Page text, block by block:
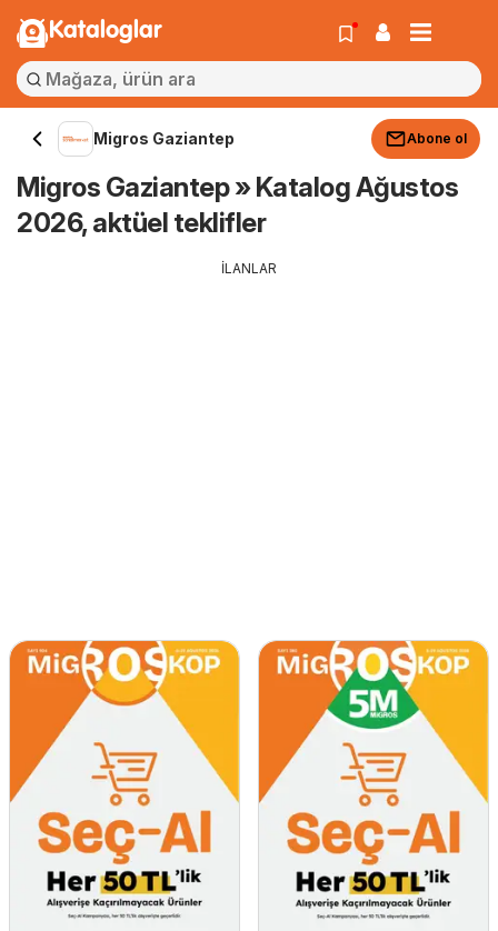
Kataloglar
Migros Gaziantep Abone ol
Migros Gaziantep » Katalog Ağustos
2026, aktüel teklifler
İLANLAR